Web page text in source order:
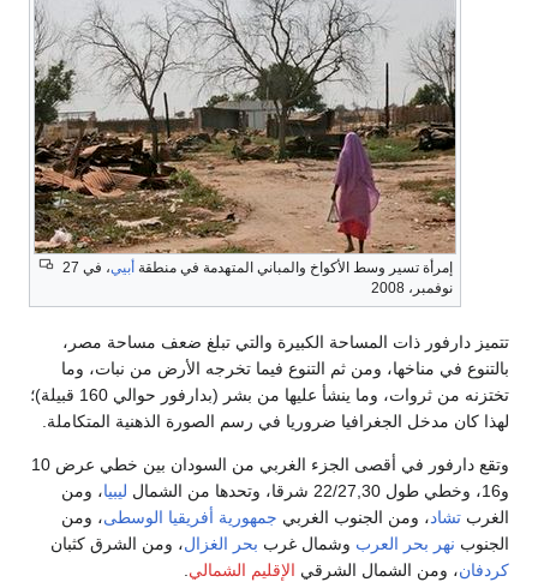
إمرأة تسير وسط الأكواخ والمباني المتهدمة في منطقة أبيي
، في 27
نوفمبر، 2008
تتميز دارفور ذات المساحة الكبيرة والتي تبلغ ضعف مساحة مصر،
بالتنوع في مناخها، ومن ثم التنوع فيما تخرجه الأرض من نبات، وما
تختزنه من ثروات، وما ينشأ عليها من بشر (بدارفور حوالي 160 قبيلة)؛
لهذا كان مدخل الجغرافيا ضروريا في رسم الصورة الذهنية المتكاملة.
وتقع دارفور في أقصى الجزء الغربي من السودان بين خطي عرض 10
و16، وخطي طول 22/27,30 شرقا، وتحدها من الشمال
ليبيا، ومن
الغرب تشاد، ومن الجنوب الغربي جمهورية أفريقيا الوسطى، ومن
الجنوب نهر بحر العرب وشمال غرب بحر الغزال، ومن الشرق كثبان
كردفان، ومن الشمال الشرقي الإقليم الشمالي.